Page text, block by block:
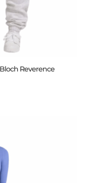
Reverence